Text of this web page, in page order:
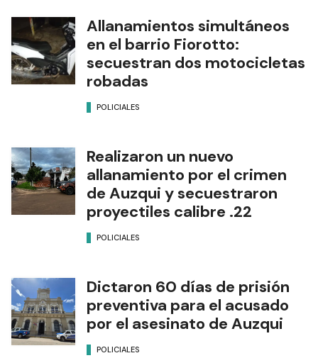
Allanamientos simultáneos
en el barrio Fiorotto:
secuestran dos motocicletas
robadas
POLICIALES
Realizaron un nuevo
allanamiento por el crimen
de Auzqui y secuestraron
proyectiles calibre .22
POLICIALES
Dictaron 60 días de prisión
preventiva para el acusado
por el asesinato de Auzqui
POLICIALES